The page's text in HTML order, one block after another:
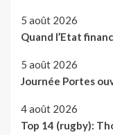
5 août 2026
Quand l’Etat
5 août 2026
Journée Portes
4 août 2026
Top 14 (rugby):